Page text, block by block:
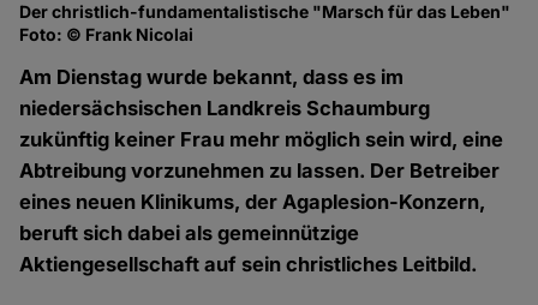
Der christlich-fundamentalistische "Marsch für das Leben"
Foto: © Frank Nicolai
Am Dienstag wurde bekannt, dass es im
niedersächsischen Landkreis Schaumburg
zukünftig keiner Frau mehr möglich sein wird, eine
Abtreibung vorzunehmen zu lassen. Der Betreiber
eines neuen Klinikums, der Agaplesion-Konzern,
beruft sich dabei als gemeinnützige
Aktiengesellschaft auf sein christliches Leitbild.